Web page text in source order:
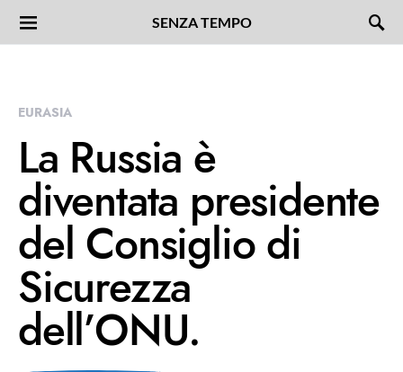
SENZA TEMPO
EURASIA
La Russia è
diventata presidente
del Consiglio di
Sicurezza
dell’ONU.